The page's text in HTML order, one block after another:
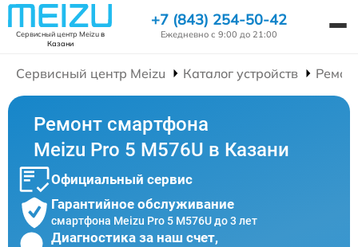
Сервисный центр Meizuв
Казани
+7 (843) 254-50-42
Ежедневно с 9:00 до 21:00
Сервисный центр Meizu Каталог устройств
Ремонт смартфона
Meizu Pro 5 M576U в Казани
Официальный сервис
Гарантийное обслуживание
смартфона Meizu Pro 5 M576U до 3 лет
Диагностика за наш счет,